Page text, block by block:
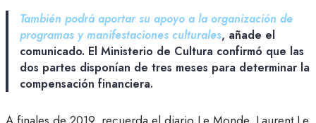
También podrá aportar su apoyo a la organización de
programas y manifestaciones culturales, añade el
comunicado. El Ministerio de Cultura confirmó que las
dos partes disponían de tres meses para determinar la
compensación financiera.